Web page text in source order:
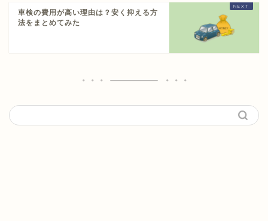
車検の費用が高い理由は？安く抑える方
法をまとめてみた